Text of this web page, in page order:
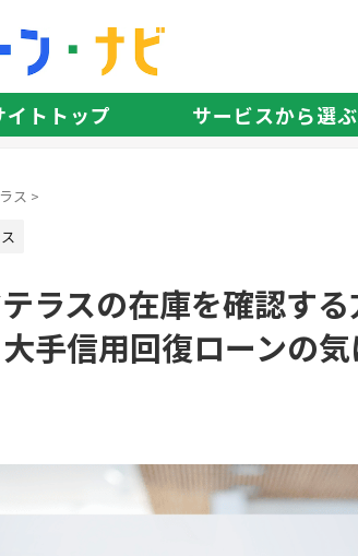
イトトップ サービスから選ぶ
ス >
ラスの在庫を確認す
手信用回復ローンの